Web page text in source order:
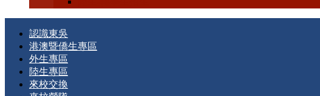
認識東吳
港澳暨僑生專區
外生專區
陸生專區
來校交換